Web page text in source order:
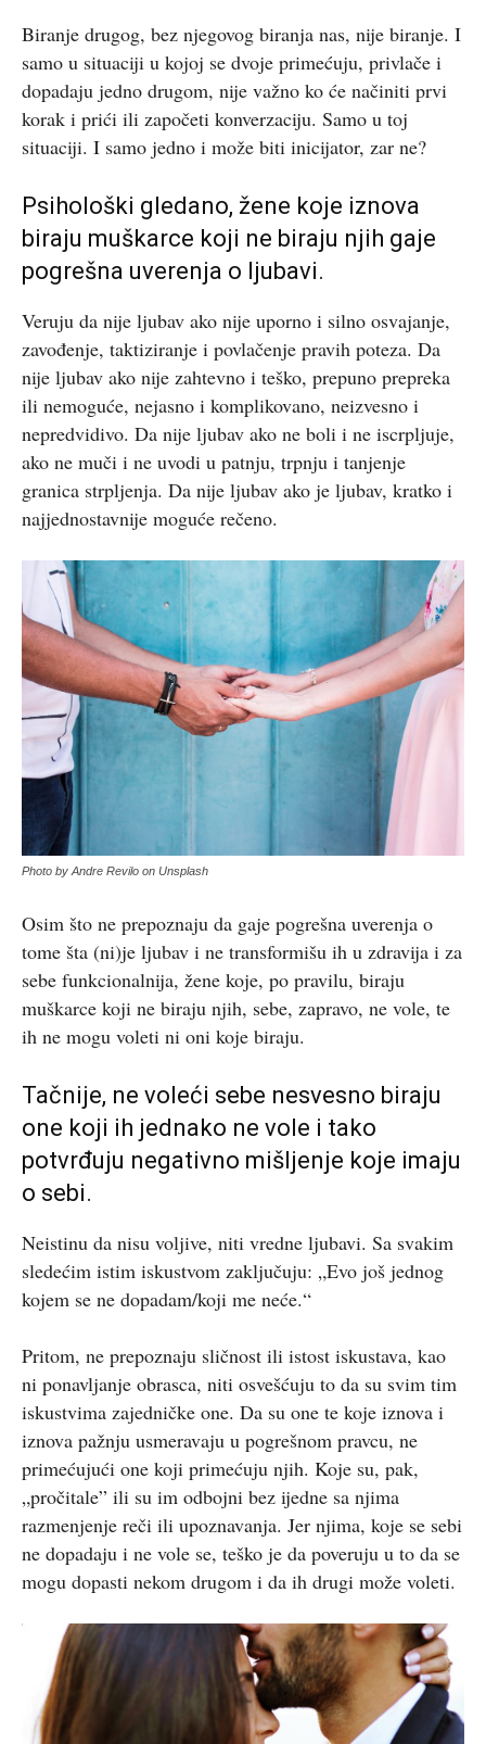
Biranje drugog, bez njegovog biranja nas, nije biranje. I
samo u situaciji u kojoj se dvoje primećuju, privlače i
dopadaju jedno drugom, nije važno ko će načiniti prvi
korak i prići ili započeti konverzaciju. Samo u toj
situaciji. I samo jedno i može biti inicijator, zar ne?
Psihološki gledano, žene koje iznova
biraju muškarce koji ne biraju njih gaje
pogrešna uverenja o ljubavi.
Veruju da nije ljubav ako nije uporno i silno osvajanje,
zavođenje, taktiziranje i povlačenje pravih poteza. Da
nije ljubav ako nije zahtevno i teško, prepuno prepreka
ili nemoguće, nejasno i komplikovano, neizvesno i
nepredvidivo. Da nije ljubav ako ne boli i ne iscrpljuje,
ako ne muči i ne uvodi u patnju, trpnju i tanjenje
granica strpljenja. Da nije ljubav ako je ljubav, kratko i
najjednostavnije moguće rečeno.
Photo by Andre Revilo on Unsplash
Osim što ne prepoznaju da gaje pogrešna uverenja o
tome šta (ni)je ljubav i ne transformišu ih u zdravija i za
sebe funkcionalnija, žene koje, po pravilu, biraju
muškarce koji ne biraju njih, sebe, zapravo, ne vole, te
ih ne mogu voleti ni oni koje biraju.
Tačnije, ne voleći sebe nesvesno biraju
one koji ih jednako ne vole i tako
potvrđuju negativno mišljenje koje imaju
o sebi.
Neistinu da nisu voljive, niti vredne ljubavi. Sa svakim
sledećim istim iskustvom zaključuju: „Evo još jednog
kojem se ne dopadam/koji me neće.“
Pritom, ne prepoznaju sličnost ili istost iskustava, kao
ni ponavljanje obrasca, niti osvešćuju to da su svim tim
iskustvima zajedničke one. Da su one te koje iznova i
iznova pažnju usmeravaju u pogrešnom pravcu, ne
primećujući one koji primećuju njih. Koje su, pak,
„pročitale” ili su im odbojni bez ijedne sa njima
razmenjenje reči ili upoznavanja. Jer njima, koje se sebi
ne dopadaju i ne vole se, teško je da poveruju u to da se
mogu dopasti nekom drugom i da ih drugi može voleti.